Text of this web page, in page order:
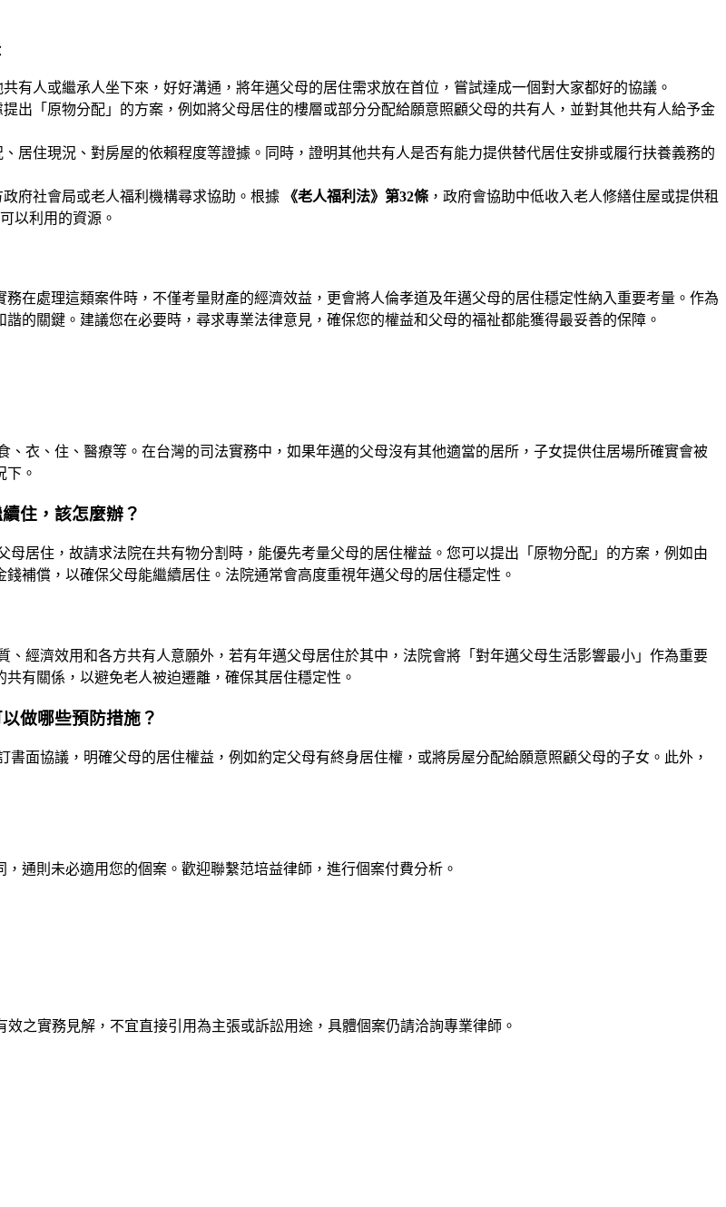
有人或繼承人坐下來，好好溝通，將年邁父母的居住需求放在首位，嘗試達成一個對大家都好的協議。
出「原物分配」的方案，例如將父母居住的樓層或部分分配給願意照顧父母的共有人，並對其他共有人給予金
居住現況、對房屋的依賴程度等證據。同時，證明其他共有人是否有能力提供替代居住安排或履行扶養義務的
府社會局或老人福利機構尋求協助。根據 《老人福利法》第32條 ，政府會協助中低收入老人修繕住屋或提供租
以利用的資源。
在處理這類案件時，不僅考量財產的經濟效益，更會將人倫孝道及年邁父母的居住穩定性納入重要考量。作為
的關鍵。建議您在必要時，尋求專業法律意見，確保您的權益和父母的福祉都能獲得最妥善的保障。
衣、住、醫療等。在台灣的司法實務中，如果年邁的父母沒有其他適當的居所，子女提供住居場所確實會被
下。
住，該怎麼辦？
居住，故請求法院在共有物分割時，能優先考量父母的居住權益。您可以提出「原物分配」的方案，例如由
補償，以確保父母能繼續居住。法院通常會高度重視年邁父母的居住穩定性。
經濟效用和各方共有人意願外，若有年邁父母居住於其中，法院會將「對年邁父母生活影響最小」作為重要
有關係，以避免老人被迫遷離，確保其居住穩定性。
做哪些預防措施？
面協議，明確父母的居住權益，例如約定父母有終身居住權，或將房屋分配給願意照顧父母的子女。此外，
通則未必適用您的個案。歡迎聯繫范培益律師 ，進行個案付費分析。
之實務見解，不宜直接引用為主張或訴訟用途，具體個案仍請洽詢專業律師。